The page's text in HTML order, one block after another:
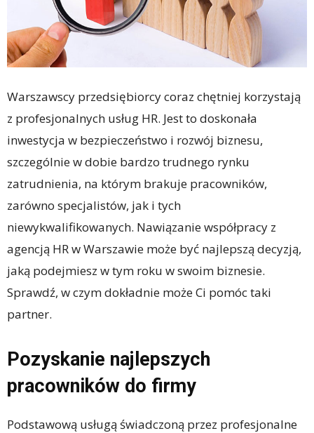
Warszawscy przedsiębiorcy coraz chętniej korzystają
z profesjonalnych usług HR. Jest to doskonała
inwestycja w bezpieczeństwo i rozwój biznesu,
szczególnie w dobie bardzo trudnego rynku
zatrudnienia, na którym brakuje pracowników,
zarówno specjalistów, jak i tych
niewykwalifikowanych. Nawiązanie współpracy z
agencją HR w Warszawie może być najlepszą decyzją,
jaką podejmiesz w tym roku w swoim biznesie.
Sprawdź, w czym dokładnie może Ci pomóc taki
partner.
Pozyskanie najlepszych
pracowników do firmy
Podstawową usługą świadczoną przez profesjonalne